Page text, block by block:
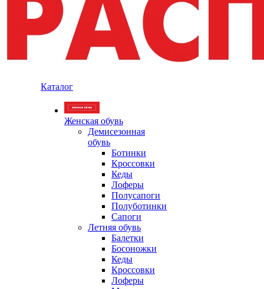
Каталог
Женская обувь
Демисезонная
обувь
Ботинки
Кроссовки
Кеды
Лоферы
Полусапоги
Полуботинки
Сапоги
Летняя обувь
Балетки
Босоножки
Кеды
Кроссовки
Лоферы